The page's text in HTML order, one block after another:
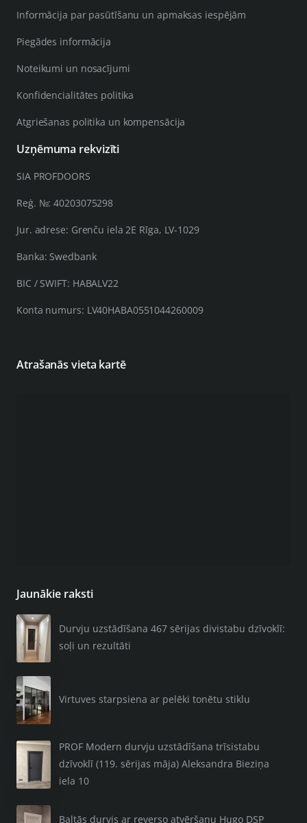
Informācija par pasūtīšanu un apmaksas iespējām
Piegādes informācija
Noteikumi un nosacījumi
Konfidencialitātes politika
Atgriešanas politika un kompensācija
Uzņēmuma rekvizīti
SIA PROFDOORS
Reģ. №: 40203075298
Jur. adrese: Grenču iela 2E Rīga, LV-1029
Banka: Swedbank
BIC / SWIFT: HABALV22
Konta numurs: LV40HABA0551044260009
Atrašanās vieta kartē
Jaunākie raksti
Durvju uzstādīšana 467 sērijas divistabu dzīvoklī:
soļi un rezultāti
Virtuves starpsiena ar pelēki tonētu stiklu
PROF Modern durvju uzstādīšana trīsistabu
dzīvoklī (119. sērijas māja) Aleksandra Bieziņa
iela 10
Baltās durvis ar reverso atvēršanu Hugo DSP